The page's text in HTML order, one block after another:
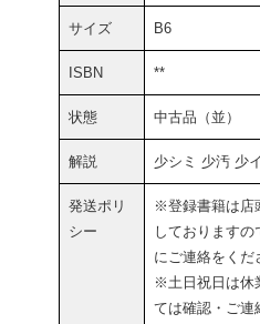
サイズ B6
ISBN **
状態 中古品（並）
解説 少シミ 少汚 少
発送ポリ
シー
※登録書籍は店
しております
にご連絡をくだ
※土日祝日は休
ては確認・ご連